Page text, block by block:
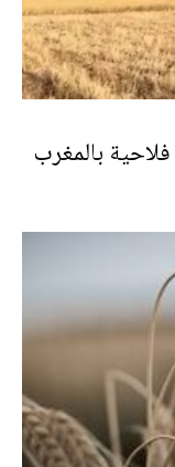
بالمغرب